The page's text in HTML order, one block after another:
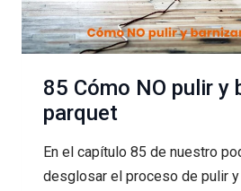
85 Cómo NO pulir y
parquet
En el capítulo 85 de nuestro
desglosar el proceso de pulir